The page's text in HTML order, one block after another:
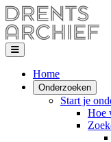
Home
Onderzoeken
Start je
Hoe